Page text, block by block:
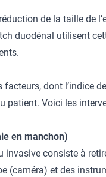
de la taille de
duodénal utilisent
dont l’indice
patient. Voici les
en manchon)
consiste à
(caméra) et des